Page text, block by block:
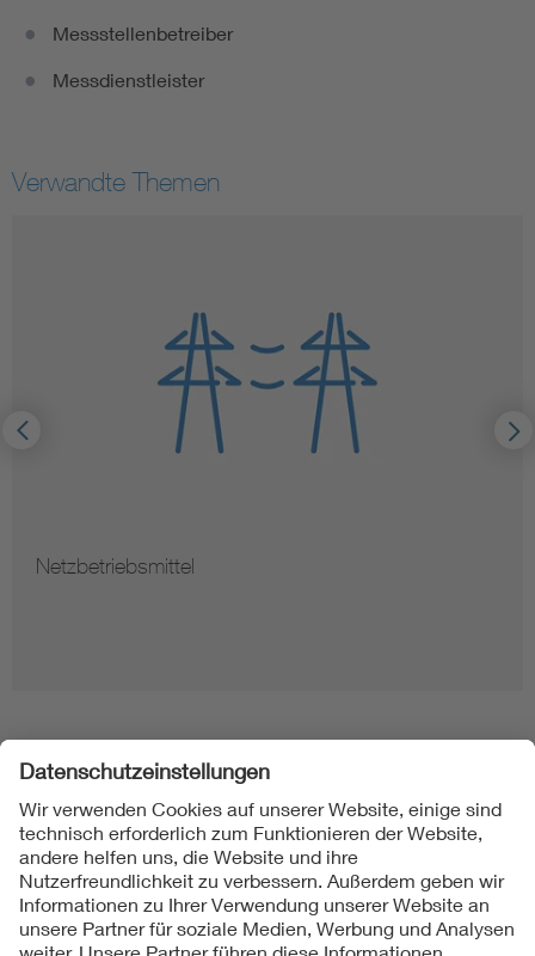
Messstellenbetreiber
Messdienstleister
Verwandte Themen
Netzbetriebsmittel
Folgen Sie uns